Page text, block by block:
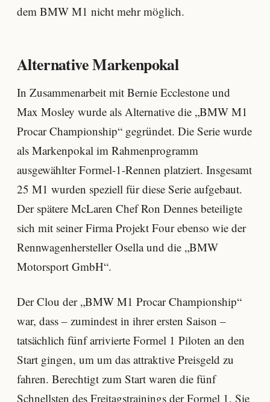
dem BMW M1 nicht mehr möglich.
Alternative Markenpokal
In Zusammenarbeit mit Bernie Ecclestone und
Max Mosley wurde als Alternative die „BMW M1
Procar Championship“ gegründet. Die Serie wurde
als Markenpokal im Rahmenprogramm
ausgewählter Formel-1-Rennen platziert. Insgesamt
25 M1 wurden speziell für diese Serie aufgebaut.
Der spätere McLaren Chef Ron Dennes beteiligte
sich mit seiner Firma Projekt Four ebenso wie der
Rennwagenhersteller Osella und die „BMW
Motorsport GmbH“.
Der Clou der „BMW M1 Procar Championship“
war, dass – zumindest in ihrer ersten Saison –
tatsächlich fünf arrivierte Formel 1 Piloten an den
Start gingen, um um das attraktive Preisgeld zu
fahren. Berechtigt zum Start waren die fünf
Schnellsten des Freitagstrainings der Formel 1. Sie